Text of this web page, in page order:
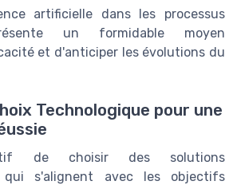
artificielle dans les processus
un formidable moyen
et d'anticiper les évolutions du
Technologique pour une
de choisir des solutions
qui s'alignent avec les objectifs